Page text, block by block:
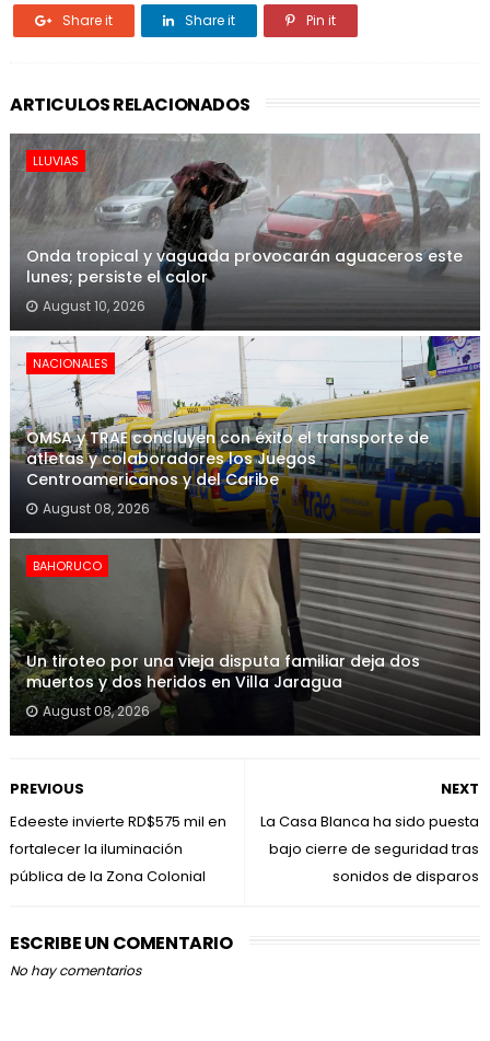
Share it Share it Pin it
ARTICULOS RELACIONADOS
LLUVIAS
Onda tropical y vaguada provocarán aguaceros este
lunes; persiste el calor
August 10, 2026
NACIONALES
OMSA y TRAE concluyen con éxito el transporte de
atletas y colaboradores los Juegos
Centroamericanos y del Caribe
August 08, 2026
BAHORUCO
Un tiroteo por una vieja disputa familiar deja dos
muertos y dos heridos en Villa Jaragua
August 08, 2026
NEXT
La Casa Blanca ha sido puesta
bajo cierre de seguridad tras
sonidos de disparos
PREVIOUS
Edeeste invierte RD$575 mil en
fortalecer la iluminación
pública de la Zona Colonial
ESCRIBE UN COMENTARIO
No hay comentarios